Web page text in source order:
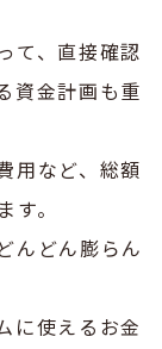
て、直接確認
資金計画も重
用など、総額
。
んどん膨らん
に使えるお金